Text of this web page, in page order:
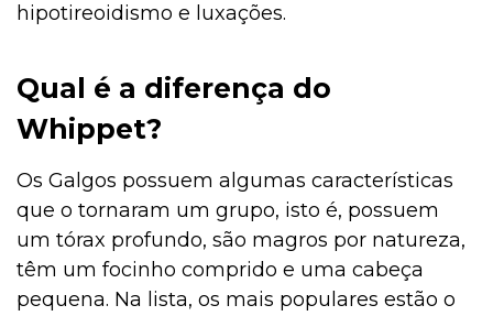
hipotireoidismo e luxações.
Qual é a diferença do
Whippet?
Os Galgos possuem algumas características
que o tornaram um grupo, isto é, possuem
um tórax profundo, são magros por natureza,
têm um focinho comprido e uma cabeça
pequena. Na lista, os mais populares estão o